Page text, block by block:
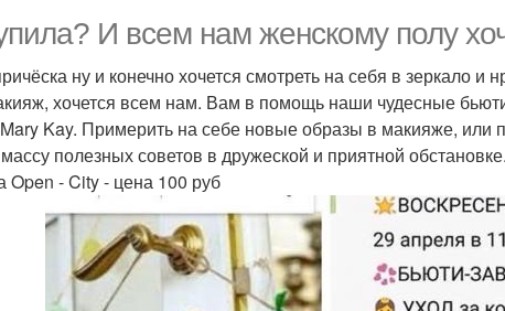
И всем нам женскому полу
ну и конечно хочется смотреть на себя в зеркало и
хочется всем нам. Вам в помощь наши чудесные
Kay. Примерить на себе новые образы в макияже, или
полезных советов в дружеской и приятной
Open - City - цена 100 руб